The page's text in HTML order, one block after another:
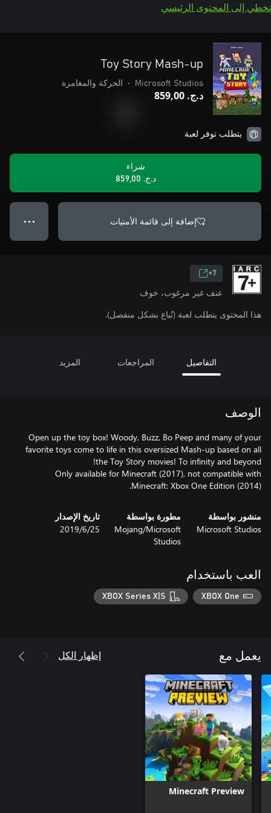
تخطي إلى المحتوى الرئيسي
Toy Story Mash-up
Microsoft Studios
• الحركة والمغامرة
د.ج.‏ 859,00
يتطلب توفر لعبة
شراء
د.ج.‏ 859,00
إضافة إلى قائمة الأمنيات ● ● ●
7+
عنف غير مرغوب، خوف
هذا المحتوى يتطلب لعبة (تُباع بشكل منفصل).
التفاصيل المراجعات المزيد
الوصف
Open up the toy box! Woody, Buzz, Bo Peep and many of your
favorite toys come to life in this oversized Mash-up based on all
Only available for Minecraft (2017), not compatible with
Minecraft: Xbox One Edition (2014).
منشور بواسطة
Microsoft Studios
مطورة بواسطة
Mojang/Microsoft
Studios
تاريخ الإصدار
25‏/6‏/2019
العب باستخدام
XBOX One
XBOX Series X|S
يعمل مع إظهار الكل
Minecraft Preview